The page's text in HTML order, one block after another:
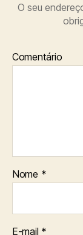
O seu
Comentário
Nome *
E-mail *